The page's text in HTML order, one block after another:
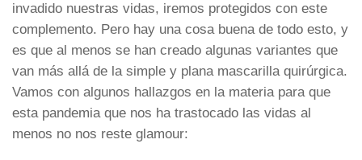
invadido nuestras vidas, iremos protegidos con este
complemento. Pero hay una cosa buena de todo esto, y
es que al menos se han creado algunas variantes que
van más allá de la simple y plana mascarilla quirúrgica.
Vamos con algunos hallazgos en la materia para que
esta pandemia que nos ha trastocado las vidas al
menos no nos reste glamour: